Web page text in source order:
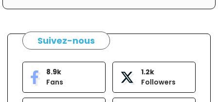
Suivez-nous
8.9k
Fans
1.2k
Followers